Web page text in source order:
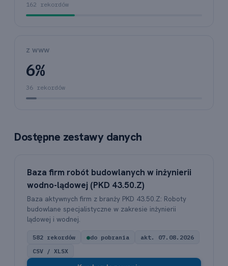
162 rekordów
Z WWW
6%
36 rekordów
Dostępne zestawy danych
Baza firm robót budowlanych w inżynierii
wodno-lądowej (PKD 43.50.Z)
Baza aktywnych firm z branży PKD 43.50.Z: Roboty
budowlane specjalistyczne w zakresie inżynierii
lądowej i wodnej.
582 rekordów ●do pobrania
akt. 07.08.2026
CSV / XLSX